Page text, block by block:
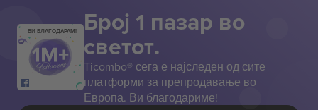
ВИ БЛАГОДАРАМ! Број 1 пазар во
светот.
Ticombo® сега е најследен од сите
платформи за препродавање во
Европа. Ви благодариме!